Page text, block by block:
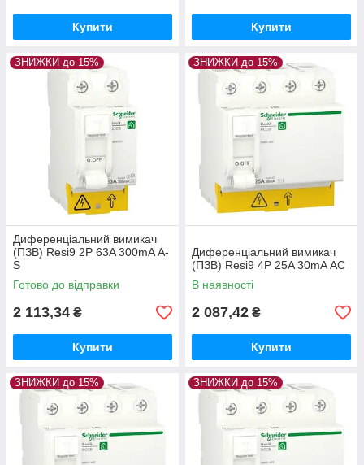
Купити Купити
ЗНИЖКИ до 15%
Диференціальний вимикач
(ПЗВ) Resi9 2P 63A 300mA А-
S
Готово до відправки
2 113,34 ₴
Купити
ЗНИЖКИ до 15%
Диференціальний вимикач
(ПЗВ) Resi9 4P 25A 30mA АС
В наявності
2 087,42 ₴
Купити
ЗНИЖКИ до 15% ЗНИЖКИ до 15%